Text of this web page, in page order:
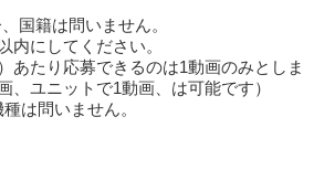
国籍は問いません。
内にしてください。
あたり応募できるのは1動画のみとしま
、ユニットで1動画、は可能です）
は問いません。